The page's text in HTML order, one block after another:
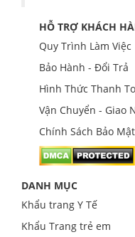
HỖ TRỢ KHÁCH
Quy Trình Làm Việc
Bảo Hành - Đổi Trả
Hình Thức Thanh
Vận Chuyển - Giao
Chính Sách Bảo Mật
DANH MỤC
Khẩu trang Y Tế
Khẩu Trang trẻ em